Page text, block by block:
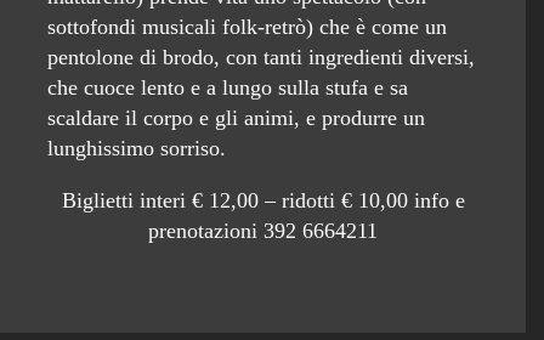
sottofondi musicali folk-retrò) che è come un
pentolone di brodo, con tanti ingredienti diversi,
che cuoce lento e a lungo sulla stufa e sa
scaldare il corpo e gli animi, e produrre un
lunghissimo sorriso.
Biglietti interi € 12,00 – ridotti € 10,00 info e
prenotazioni 392 6664211